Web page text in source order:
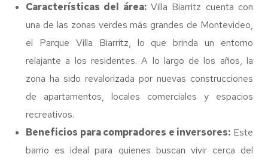
Características del área:Villa Biarritz cuenta con
una de las zonas verdes más grandes de Montevideo,
el Parque Villa Biarritz, lo que brinda un entorno
relajante a los residentes. A lo largo de los años, la
zona ha sido revalorizada por nuevas construcciones
de apartamentos, locales comerciales y espacios
recreativos.
Beneficios para compradores e inversores: Este
barrio es ideal para quienes buscan vivir cerca del